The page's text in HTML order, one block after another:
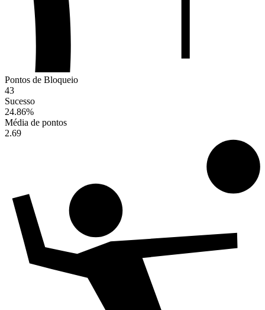
Pontos de Bloqueio
43
Sucesso
24.86%
Média de pontos
2.69